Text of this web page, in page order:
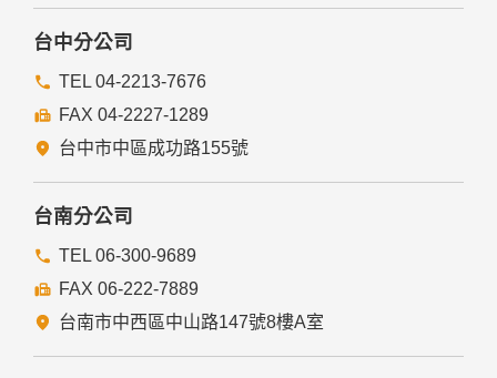
與公務機關或學術研究機構合作，基於公共利益為統計或學術
研究而有必要，且資料經過提供者處理或蒐集者依其揭露方式
無從識別特定之當事人。
當您在網站的行為，違反服務條款或可能損害或妨礙網站與其
揭露您的個人資料是為了辨識、聯絡或採取法律行動所必要
者。
本網站委託廠商協助蒐集、處理或利用您的個人資料時，將對
委外廠商或個人善盡監督管理之責。
六、Cookie之使用
為了提供您最佳的服務，本網站會在您的電腦中放置並取用我
們的Cookie，若您不願接受Cookie的寫入，您可在您使用的
瀏覽器功能項中設定隱私權等級為高，即可拒絕Cookie的寫
台中分公司
TEL 04-2213-7676
FAX 04-2227-1289
台中市中區成功路155號
台南分公司
TEL 06-300-9689
FAX 06-222-7889
台南市中西區中山路147號8樓A室